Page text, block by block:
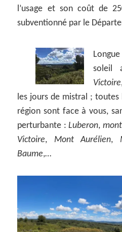
l’usage et son coût de
subventionné par le
soleil
Victoire
les jours de mistral ;
région sont face à vous,
perturbante :Luberon,
Victoire, Mont Aurélien,
Baume,…